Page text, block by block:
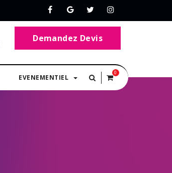
Demandez Devis
EVENEMENTIEL
0